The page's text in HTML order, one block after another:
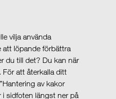
vilja använda
att löpande förbättra
du till det? Du kan när
För att återkalla ditt
av kakor
sidfoten längst ner på